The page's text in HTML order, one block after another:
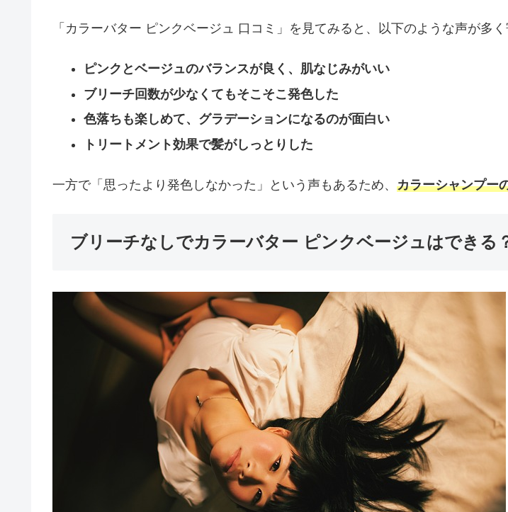
「カラーバター ピンクベージュ 口コミ」を見てみると、以下のような声が多く
ピンクとベージュのバランスが良く、肌なじみがいい
ブリーチ回数が少なくてもそこそこ発色した
色落ちも楽しめて、グラデーションになるのが面白い
トリートメント効果で髪がしっとりした
一方で「思ったより発色しなかった」という声もあるため、 カラーシャンプー
ブリーチなしでカラーバター ピンクベージュはできる